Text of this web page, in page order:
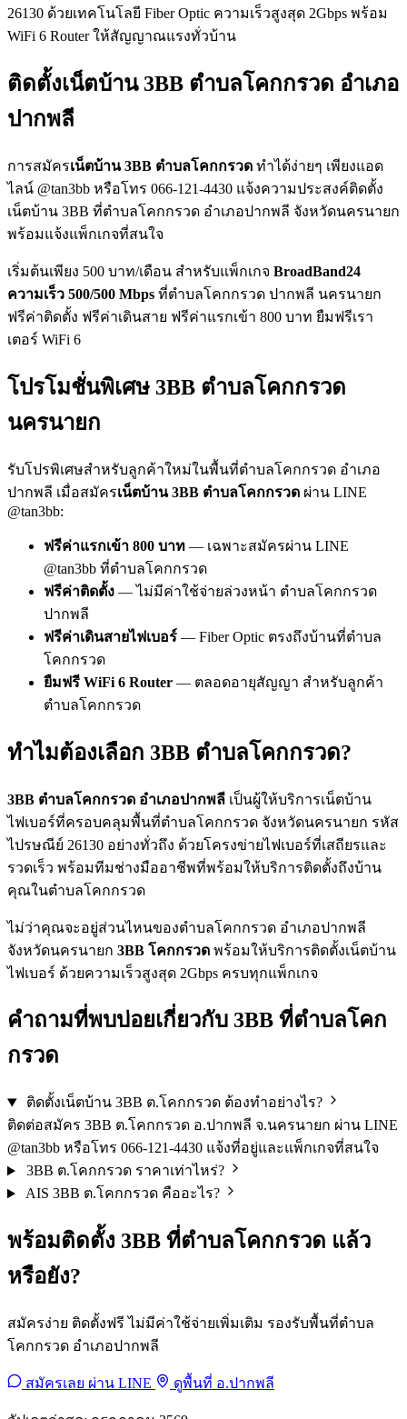
26130 ด้วยเทคโนโลยี Fiber Optic ความเร็วสูงสุด 2Gbps พร้อม
WiFi 6 Router ให้สัญญาณแรงทั่วบ้าน
ติดตั้งเน็ตบ้าน 3BB ตำบลโคกกรวด อำเภอ
ปากพลี
การสมัครเน็ตบ้าน 3BB ตำบลโคกกรวด ทำได้ง่ายๆ เพียงแอด
ไลน์ @tan3bb หรือโทร 066-121-4430 แจ้งความประสงค์ติดตั้ง
เน็ตบ้าน 3BB ที่ตำบลโคกกรวด อำเภอปากพลี จังหวัดนครนายก
พร้อมแจ้งแพ็กเกจที่สนใจ
เริ่มต้นเพียง 500 บาท/เดือน สำหรับแพ็กเกจ BroadBand24
ความเร็ว 500/500 Mbps ที่ตำบลโคกกรวด ปากพลี นครนายก
ฟรีค่าติดตั้ง ฟรีค่าเดินสาย ฟรีค่าแรกเข้า 800 บาท ยืมฟรีเรา
เตอร์ WiFi 6
โปรโมชั่นพิเศษ 3BB ตำบลโคกกรวด
นครนายก
รับโปรพิเศษสำหรับลูกค้าใหม่ในพื้นที่ตำบลโคกกรวด อำเภอ
ปากพลี เมื่อสมัครเน็ตบ้าน 3BB ตำบลโคกกรวด ผ่าน LINE
@tan3bb:
ฟรีค่าแรกเข้า 800 บาท — เฉพาะสมัครผ่าน LINE
@tan3bb ที่ตำบลโคกกรวด
ฟรีค่าติดตั้ง — ไม่มีค่าใช้จ่ายล่วงหน้า ตำบลโคกกรวด
ปากพลี
ฟรีค่าเดินสายไฟเบอร์ — Fiber Optic ตรงถึงบ้านที่ตำบล
โคกกรวด
ยืมฟรี WiFi 6 Router — ตลอดอายุสัญญา สำหรับลูกค้า
ตำบลโคกกรวด
ทำไมต้องเลือก 3BB ตำบลโคกกรวด?
3BB ตำบลโคกกรวด อำเภอปากพลี เป็นผู้ให้บริการเน็ตบ้าน
ไฟเบอร์ที่ครอบคลุมพื้นที่ตำบลโคกกรวด จังหวัดนครนายก รหัส
ไปรษณีย์ 26130 อย่างทั่วถึง ด้วยโครงข่ายไฟเบอร์ที่เสถียรและ
รวดเร็ว พร้อมทีมช่างมืออาชีพที่พร้อมให้บริการติดตั้งถึงบ้าน
คุณในตำบลโคกกรวด
ไม่ว่าคุณจะอยู่ส่วนไหนของตำบลโคกกรวด อำเภอปากพลี
จังหวัดนครนายก 3BB โคกกรวด พร้อมให้บริการติดตั้งเน็ตบ้าน
ไฟเบอร์ ด้วยความเร็วสูงสุด 2Gbps ครบทุกแพ็กเกจ
คำถามที่พบบ่อยเกี่ยวกับ 3BB ที่ตำบลโคก
กรวด
ติดตั้งเน็ตบ้าน 3BB ต.โคกกรวด ต้องทำอย่างไร?
ติดต่อสมัคร 3BB ต.โคกกรวด อ.ปากพลี จ.นครนายก ผ่าน LINE
@tan3bb หรือโทร 066-121-4430 แจ้งที่อยู่และแพ็กเกจที่สนใจ
3BB ต.โคกกรวด ราคาเท่าไหร่?
AIS 3BB ต.โคกกรวด คืออะไร?
พร้อมติดตั้ง 3BB ที่ตำบลโคกกรวด แล้ว
หรือยัง?
สมัครง่าย ติดตั้งฟรี ไม่มีค่าใช้จ่ายเพิ่มเติม รองรับพื้นที่ตำบล
โคกกรวด อำเภอปากพลี
สมัครเลย ผ่าน LINE ดูพื้นที่ อ.ปากพลี